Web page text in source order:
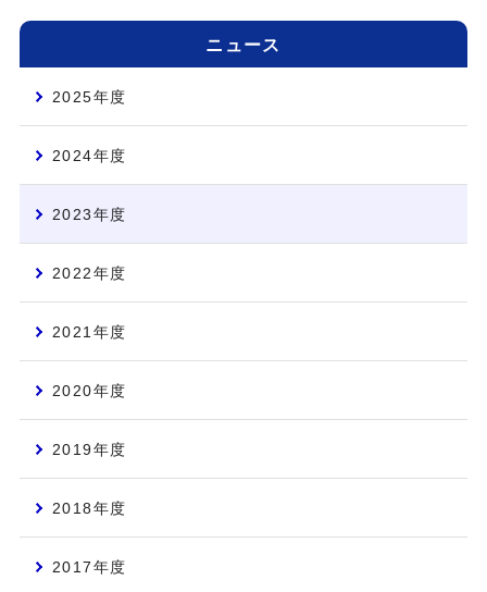
ニュース
2025年度
2024年度
2023年度
2022年度
2021年度
2020年度
2019年度
2018年度
2017年度